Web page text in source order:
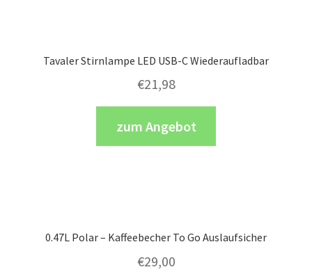
Tavaler Stirnlampe LED USB-C Wiederaufladbar
€21,98
zum Angebot
0.47L Polar – Kaffeebecher To Go Auslaufsicher
€29,00